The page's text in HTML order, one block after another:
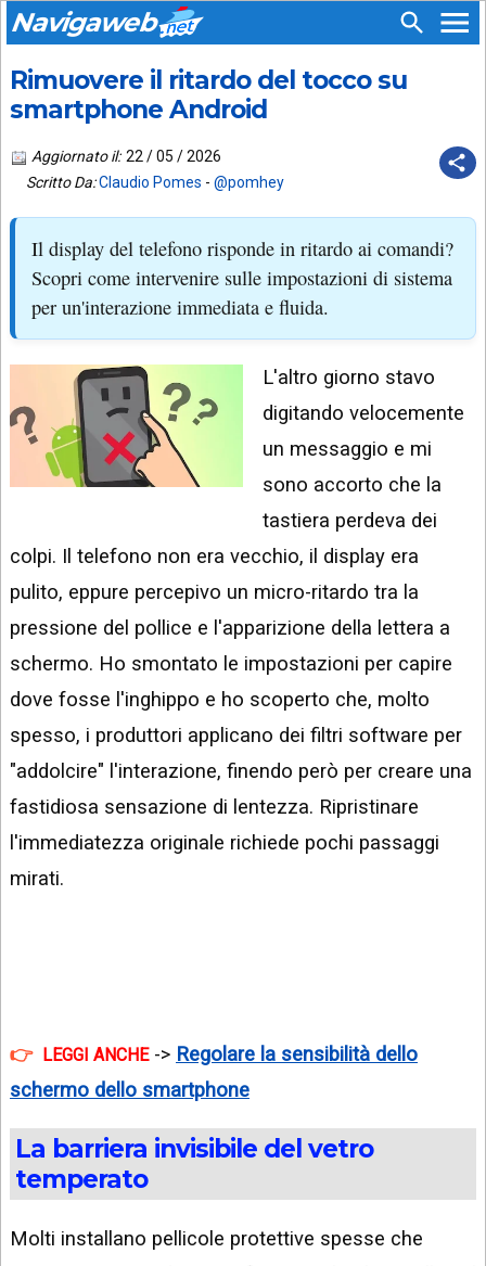
Navigaweb
HOME
SIAMO
SUPPORTO
CONTATTA
PIÙ
LETTI
ARCHIVIO
VIDEO
ARGOMENTI:
ANDROID
AI
APPS
TECNOLOGIA
SEGUICI
SU:
APP
ANDROID
EMAIL
TELEGRAM
TIKTOK
YOUTUBE
X
INSTAGRAM
NEWS
LINKEDIN
Rimuovere il ritardo del tocco su
smartphone Android
Aggiornato il: 22 / 05 / 2026
Scritto Da:Claudio Pomes - @pomhey
Il display del telefono risponde in ritardo ai comandi?
Scopri come intervenire sulle impostazioni di sistema
per un'interazione immediata e fluida.
L'altro giorno stavo
digitando velocemente
un messaggio e mi
sono accorto che la
tastiera perdeva dei
colpi. Il telefono non era vecchio, il display era
pulito, eppure percepivo un micro-ritardo tra la
pressione del pollice e l'apparizione della lettera a
schermo. Ho smontato le impostazioni per capire
dove fosse l'inghippo e ho scoperto che, molto
spesso, i produttori applicano dei filtri software per
"addolcire" l'interazione, finendo però per creare una
fastidiosa sensazione di lentezza. Ripristinare
l'immediatezza originale richiede pochi passaggi
mirati.
LEGGI ANCHE-> Regolare la sensibilità dello
schermo dello smartphone
La barriera invisibile del vetro
temperato
Molti installano pellicole protettive spesse che